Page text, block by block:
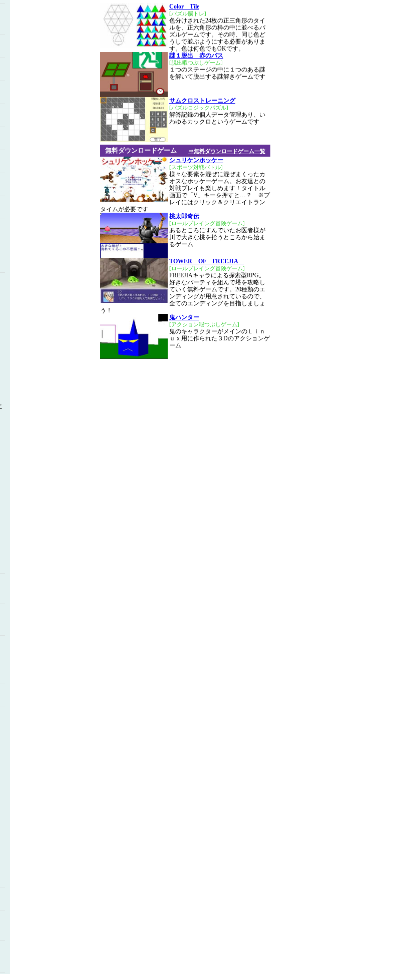
Color Tile
[パズル脳トレ]
色分けされた24枚の正三角形のタイ
ルを、正六角形の枠の中に並べるパ
ズルゲームです。その時、同じ色ど
うしで並ぶようにする必要がありま
す。色は何色でもOKです。
謎１脱出 赤のパス
[脱出暇つぶしゲーム]
１つのステージの中に１つのある謎
を解いて脱出する謎解きゲームです
サムクロストレーニング
[パズルロジックパズル]
解答記録の個人データ管理あり、い
わゆるカックロというゲームです
⇒無料ダウンロードゲーム一覧
無料ダウンロードゲーム
シュリケンホッケー
[スポーツ対戦バトル]
様々な要素を混ぜに混ぜまくったカ
オスなホッケーゲーム。お友達との
対戦プレイも楽しめます！タイトル
画面で「V」キーを押すと…？ ※プ
レイにはクリック＆クリエイトラン
タイムが必要です
桃太郎奇伝
[ロールプレイング冒険ゲーム]
あるところにすんでいたお医者様が
川で大きな桃を拾うところから始ま
るゲーム
TOWER OF FREEJIA
[ロールプレイング冒険ゲーム]
FREEJIAキャラによる探索型RPG。
好きなパーティを組んで塔を攻略し
ていく無料ゲームです。20種類のエ
ンディングが用意されているので、
全てのエンディングを目指しましょ
う！
鬼ハンター
[アクション暇つぶしゲーム]
鬼のキャラクターがメインのＬｉｎ
ｕｘ用に作られた３Dのアクションゲ
ーム